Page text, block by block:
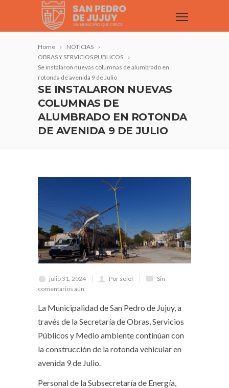
Home
NOTICIAS
OBRAS Y SERVICIOS PUBLICOS
Se instalaron nuevas columnas de alumbrado en
rotonda de avenida 9 de Julio
SE INSTALARON NUEVAS
COLUMNAS DE
ALUMBRADO EN ROTONDA
DE AVENIDA 9 DE JULIO
julio 31, 2024 Por solef
Sin
comentarios aún
La Municipalidad de San Pedro de Jujuy, a
través de la Secretaría de Obras, Servicios
Públicos y Medio ambiente continúan con
la construcción de la rotonda vehicular en
avenida 9 de Julio.
Personal de la Subsecretaría de Energía,